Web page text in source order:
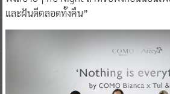
และฝันดีตลอดทั้งคืน”